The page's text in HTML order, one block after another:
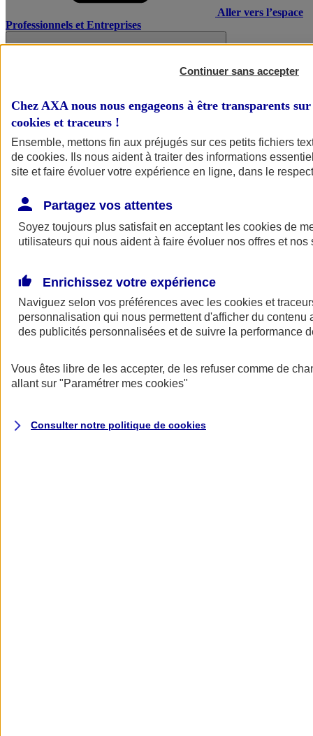
Aller vers l’espace
Professionnels et Entreprises
AXA Assurance
Continuer sans accepter
Chez AXA nous nous engageons à être transparents
cookies et traceurs !
Ensemble, mettons fin aux préjugés sur ces petits fichiers
de cookies. Ils nous aident à traiter des informations
site et faire évoluer votre expérience en ligne, dans le
Partagez vos attentes
Soyez toujours plus satisfait en acceptant les cookies de
utilisateurs qui nous aident à faire évoluer nos offres et nos
Enrichissez votre expérience
Naviguez selon vos préférences avec les cookies et
personnalisation qui nous permettent d'afficher du contenu
des publicités personnalisées et de suivre la performance
Vous êtes libre de les accepter, de les refuser comme de
allant sur "Paramétrer mes cookies"
Consulter notre politique de cookies